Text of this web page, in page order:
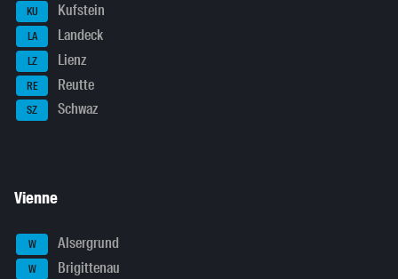
KU Kufstein
LA Landeck
LZ Lienz
RE Reutte
SZ Schwaz
Vienne
W Alsergrund
W Brigittenau